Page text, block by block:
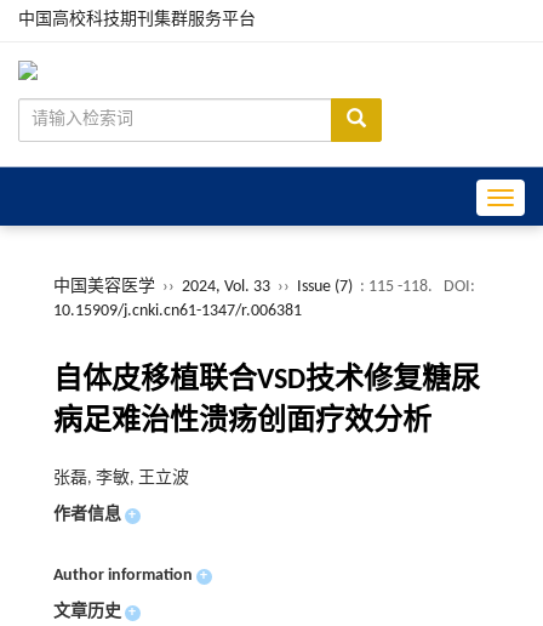
中国高校科技期刊集群服务平台
中国美容医学 ›› 2024, Vol. 33 ›› Issue (7) : 115 -118.
DOI:
10.15909/j.cnki.cn61-1347/r.006381
自体皮移植联合VSD技术修复糖尿
病足难治性溃疡创面疗效分析
张磊, 李敏, 王立波
作者信息 +
Author information +
文章历史 +